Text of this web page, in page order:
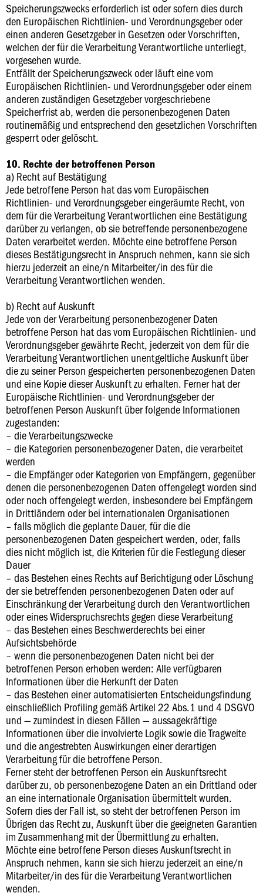
Speicherungszwecks erforderlich ist oder sofern dies durch
den Europäischen Richtlinien- und Verordnungsgeber oder
einen anderen Gesetzgeber in Gesetzen oder Vorschriften,
welchen der für die Verarbeitung Verantwortliche unterliegt,
vorgesehen wurde.
Entfällt der Speicherungszweck oder läuft eine vom
Europäischen Richtlinien- und Verordnungsgeber oder einem
anderen zuständigen Gesetzgeber vorgeschriebene
Speicherfrist ab, werden die personenbezogenen Daten
routinemäßig und entsprechend den gesetzlichen Vorschriften
gesperrt oder gelöscht.
10. Rechte der betroffenen Person
a) Recht auf Bestätigung
Jede betroffene Person hat das vom Europäischen
Richtlinien- und Verordnungsgeber eingeräumte Recht, von
dem für die Verarbeitung Verantwortlichen eine Bestätigung
darüber zu verlangen, ob sie betreffende personenbezogene
Daten verarbeitet werden. Möchte eine betroffene Person
dieses Bestätigungsrecht in Anspruch nehmen, kann sie sich
hierzu jederzeit an eine/n Mitarbeiter/in des für die
Verarbeitung Verantwortlichen wenden.
b) Recht auf Auskunft
Jede von der Verarbeitung personenbezogener Daten
betroffene Person hat das vom Europäischen Richtlinien- und
Verordnungsgeber gewährte Recht, jederzeit von dem für die
Verarbeitung Verantwortlichen unentgeltliche Auskunft über
die zu seiner Person gespeicherten personenbezogenen Daten
und eine Kopie dieser Auskunft zu erhalten. Ferner hat der
Europäische Richtlinien- und Verordnungsgeber der
betroffenen Person Auskunft über folgende Informationen
zugestanden:
– die Verarbeitungszwecke
– die Kategorien personenbezogener Daten, die verarbeitet
werden
– die Empfänger oder Kategorien von Empfängern, gegenüber
denen die personenbezogenen Daten offengelegt worden sind
oder noch offengelegt werden, insbesondere bei Empfängern
in Drittländern oder bei internationalen Organisationen
– falls möglich die geplante Dauer, für die die
personenbezogenen Daten gespeichert werden, oder, falls
dies nicht möglich ist, die Kriterien für die Festlegung dieser
Dauer
– das Bestehen eines Rechts auf Berichtigung oder Löschung
der sie betreffenden personenbezogenen Daten oder auf
Einschränkung der Verarbeitung durch den Verantwortlichen
oder eines Widerspruchsrechts gegen diese Verarbeitung
– das Bestehen eines Beschwerderechts bei einer
Aufsichtsbehörde
– wenn die personenbezogenen Daten nicht bei der
betroffenen Person erhoben werden: Alle verfügbaren
Informationen über die Herkunft der Daten
– das Bestehen einer automatisierten Entscheidungsfindung
einschließlich Profiling gemäß Artikel 22 Abs.1 und 4 DSGVO
und — zumindest in diesen Fällen — aussagekräftige
Informationen über die involvierte Logik sowie die Tragweite
und die angestrebten Auswirkungen einer derartigen
Verarbeitung für die betroffene Person.
Ferner steht der betroffenen Person ein Auskunftsrecht
darüber zu, ob personenbezogene Daten an ein Drittland oder
an eine internationale Organisation übermittelt wurden.
Sofern dies der Fall ist, so steht der betroffenen Person im
Übrigen das Recht zu, Auskunft über die geeigneten Garantien
im Zusammenhang mit der Übermittlung zu erhalten.
Möchte eine betroffene Person dieses Auskunftsrecht in
Anspruch nehmen, kann sie sich hierzu jederzeit an eine/n
Mitarbeiter/in des für die Verarbeitung Verantwortlichen
wenden.